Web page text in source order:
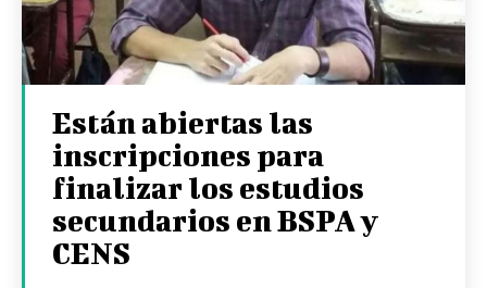
Están abiertas las
inscripciones para
finalizar los estudios
secundarios en BSPA y
CENS